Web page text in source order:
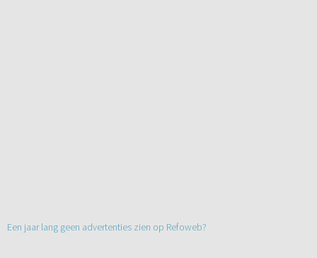
Een jaar lang geen advertenties zien op Refoweb?